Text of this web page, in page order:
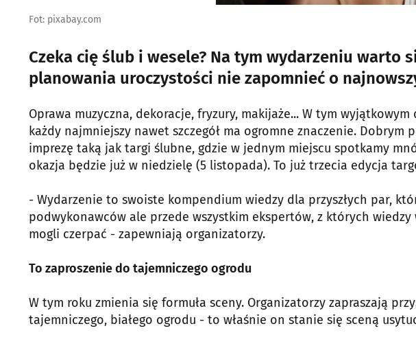
Fot: pixabay.com
Czeka cię ślub i wesele? Na tym wydarzeniu warto
planowania uroczystości nie zapomnieć o
Oprawa muzyczna, dekoracje, fryzury, makijaże... W tym
każdy najmniejszy nawet szczegół ma ogromne znaczenie. Dobrym
imprezę taką jak targi ślubne, gdzie w jednym miejscu spotkamy
okazja będzie już w niedzielę (5 listopada). To już trzecia edycja
- Wydarzenie to swoiste kompendium wiedzy dla przyszłych par,
podwykonawców ale przede wszystkim ekspertów, z których
mogli czerpać - zapewniają organizatorzy.
To zaproszenie do tajemniczego ogrodu
W tym roku zmienia się formuła sceny. Organizatorzy zapraszają
tajemniczego, białego ogrodu - to właśnie on stanie się sceną